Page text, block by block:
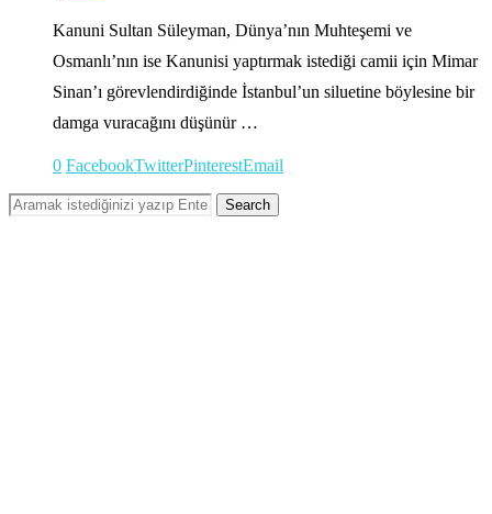
Kanuni Sultan Süleyman, Dünya’nın Muhteşemi ve
Osmanlı’nın ise Kanunisi yaptırmak istediği camii için Mimar
Sinan’ı görevlendirdiğinde İstanbul’un siluetine böylesine bir
damga vuracağını düşünür …
0 FacebookTwitterPinterestEmail